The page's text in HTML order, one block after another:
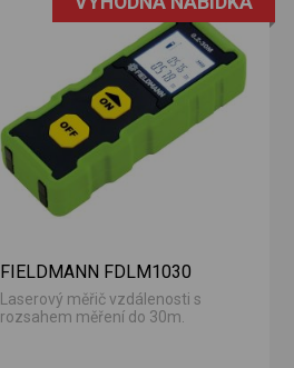
FIELDMANN FDLM1030
Laserový měřič vzdálenosti s
rozsahem měření do 30m.